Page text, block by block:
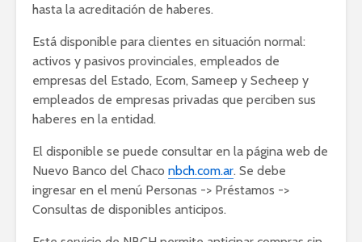
hasta la acreditación de haberes.
Está disponible para clientes en situación normal:
activos y pasivos provinciales, empleados de
empresas del Estado, Ecom, Sameep y Secheep y
empleados de empresas privadas que perciben sus
haberes en la entidad.
El disponible se puede consultar en la página web de
Nuevo Banco del Chaco nbch.com.ar. Se debe
ingresar en el menú Personas -> Préstamos ->
Consultas de disponibles anticipos.